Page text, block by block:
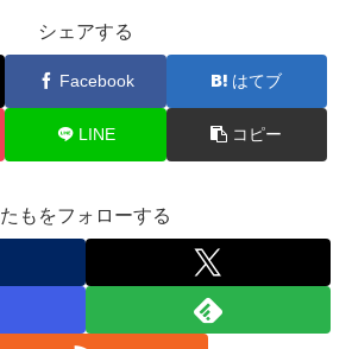
シェアする
Facebook はてブ
LINE コピー
たもをフォローする